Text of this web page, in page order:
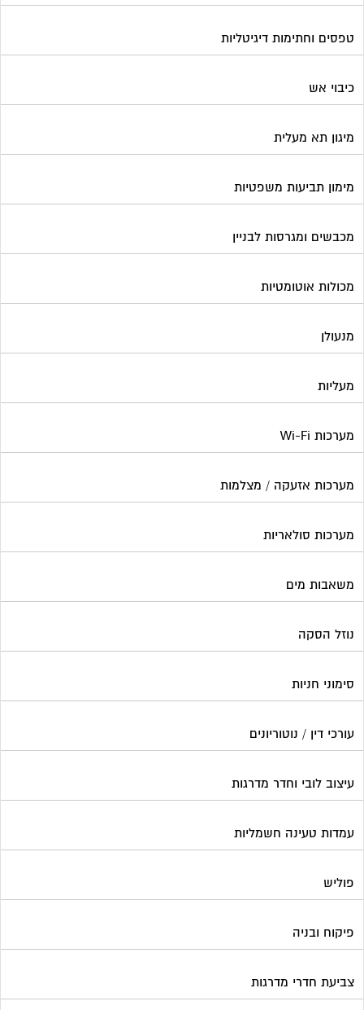
טפסים וחתימות דיגיטליות
כיבוי אש
מיגון תא מעלית
מימון תביעות משפטיות
מכבשים ומגרסות לבניין
מכולות אוטומטיות
מנעולן
מעליות
מערכות Wi-Fi
מערכות אזעקה / מצלמות
מערכות סולאריות
משאבות מים
נוזל הסקה
סימוני חניות
עורכי דין / נוטוריונים
עיצוב לובי וחדר מדרגות
עמדות טעינה חשמליות
פוליש
פיקוח ובניה
צביעת חדרי מדרגות